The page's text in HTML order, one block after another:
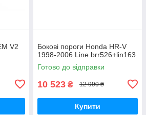
V2
Бокові пороги Honda HR-V
1998-2006 Line brr526+lin163
Готово до відправки
10 523 ₴ 12 990 ₴
Купити